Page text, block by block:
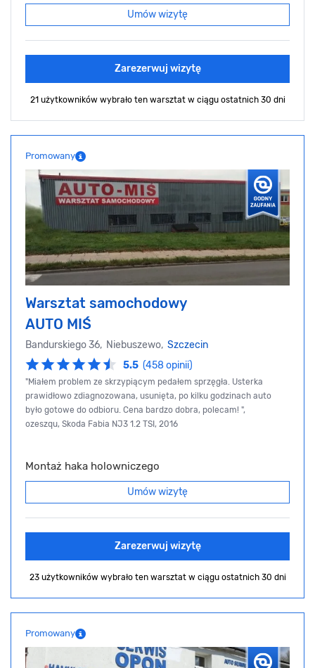
Umów wizytę
Zarezerwuj wizytę
21 użytkowników wybrało ten warsztat w ciągu ostatnich 30 dni
Promowany
Warsztat samochodowy
AUTO MIŚ
Bandurskiego 36, Niebuszewo, Szczecin
5.5 (458 opinii)
"Miałem problem ze skrzypiącym pedałem sprzęgła. Usterka
prawidłowo zdiagnozowana, usunięta, po kilku godzinach auto
było gotowe do odbioru. Cena bardzo dobra, polecam! ",
ozeszqu, Skoda Fabia NJ3 1.2 TSI, 2016
Montaż haka holowniczego
Umów wizytę
Zarezerwuj wizytę
23 użytkowników wybrało ten warsztat w ciągu ostatnich 30 dni
Promowany